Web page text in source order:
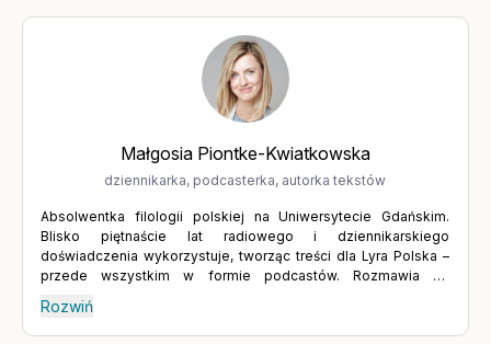
Małgosia Piontke-Kwiatkowska
dziennikarka, podcasterka, autorka tekstów
Absolwentka filologii polskiej na Uniwersytecie Gdańskim.
Blisko piętnaście lat radiowego i dziennikarskiego
doświadczenia wykorzystuje, tworząc treści dla Lyra Polska –
przede wszystkim w formie podcastów. Rozmawia ze
siebie i odzyskać równowagę. Wierzy w moc słowa oraz w
dialog, który prowadzi do głębszego poznania drugiego
Rozwiń